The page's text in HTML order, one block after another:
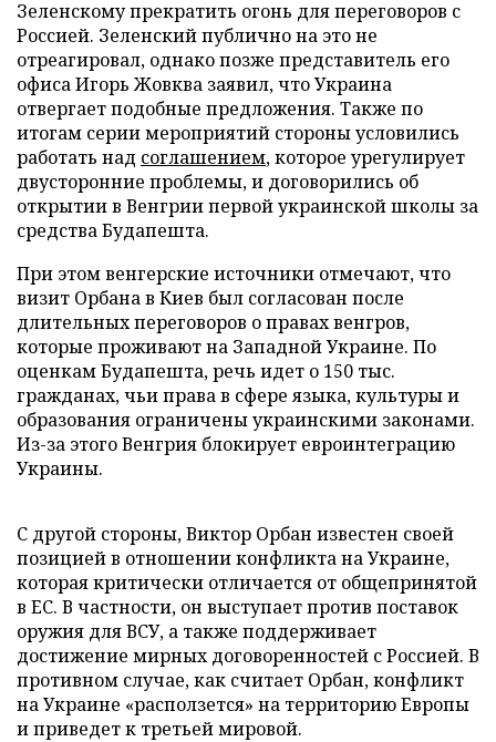
Зеленскому прекратить огонь для переговоров с
Россией. Зеленский публично на это не
отреагировал, однако позже представитель его
офиса Игорь Жовква заявил, что Украина
отвергает подобные предложения. Также по
итогам серии мероприятий стороны условились
работать над соглашением, которое урегулирует
двусторонние проблемы, и договорились об
открытии в Венгрии первой украинской школы за
средства Будапешта.
При этом венгерские источники отмечают, что
визит Орбана в Киев был согласован после
длительных переговоров о правах венгров,
которые проживают на Западной Украине. По
оценкам Будапешта, речь идет о 150 тыс.
гражданах, чьи права в сфере языка, культуры и
образования ограничены украинскими законами.
Из-за этого Венгрия блокирует евроинтеграцию
Украины.
С другой стороны, Виктор Орбан известен своей
позицией в отношении конфликта на Украине,
которая критически отличается от общепринятой
в ЕС. В частности, он выступает против поставок
оружия для ВСУ, а также поддерживает
достижение мирных договоренностей с Россией. В
противном случае, как считает Орбан, конфликт
на Украине «расползется» на территорию Европы
и приведет к третьей мировой.